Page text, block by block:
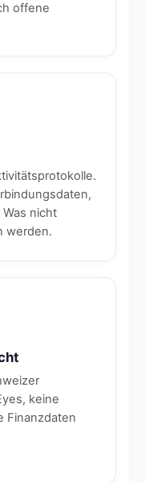
offene
nicht
werden.
keine
Finanzdaten